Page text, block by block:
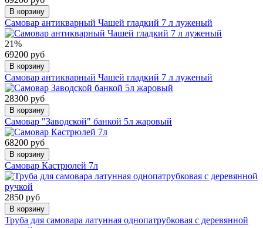
В корзину
Самовар антикварный Чашей гладкий 7 л луженый
21%
69200 руб
В корзину
Самовар антикварный Чашей гладкий 7 л луженый
28300 руб
В корзину
Самовар "Заводской" банкой 5л жаровый
68200 руб
В корзину
Самовар Кастрюлей 7л
2850 руб
В корзину
Труба для самовара латунная однопатрубковая с деревянной